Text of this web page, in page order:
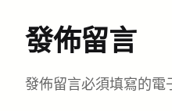
發佈留言
發佈留言必須填寫的電